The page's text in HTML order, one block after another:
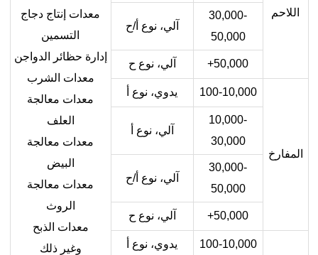
معدات إنتاج دجاج
التسمين
إدارة حظائر الدواجن
معدات الشرب
معدات معالجة
العلف
معدات معالجة
البيض
معدات معالجة
الروث
معدات الذبح
وغير ذلك
اللاحم
30,000-
50,000
آلي، نوع أ/ح
50,000+ آلي، نوع ح
المفارخ
100-10,000 يدوي، نوع أ
10,000-
30,000
آلي، نوع أ
30,000-
50,000
آلي، نوع أ/ح
50,000+ آلي، نوع ح
100-10,000 يدوي، نوع أ